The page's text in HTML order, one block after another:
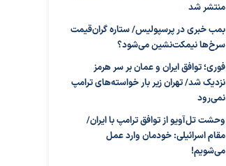
منتشر شد
بمب خبری در پرسپولیس/ ستاره گران‌قیمت
سرخ‌ها نیمکت‌نشین می‌شود؟
فوری؛ توافق ایران و عمان بر سر هرمز
نزدیک شد/ تهران زیر بار خواسته‌های ترامپ
نمی‌رود
وحشت تل‌آویو از توافق ترامپ با ایران/
مقام اسرائیلی: خودمان وارد عمل
می‌شویم!